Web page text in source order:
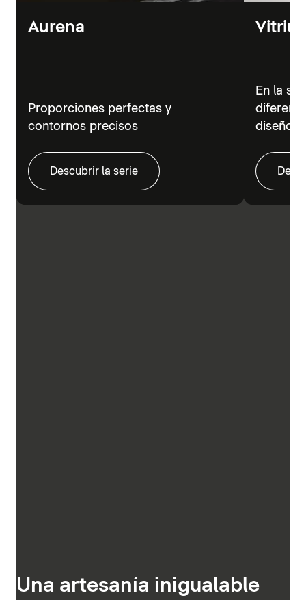
Aurena
Proporciones perfectas y
contornos precisos
Descubrir la serie
En la
diseño
Una artesanía inigualable